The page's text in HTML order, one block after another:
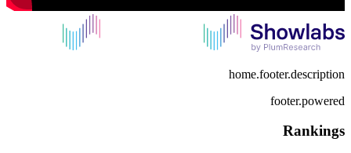
home.footer.description
footer.powered
Rankings